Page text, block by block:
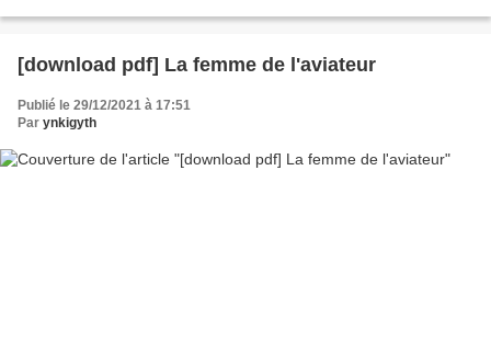
Descargar...
[download pdf] La femme de l'aviateur
Publié le 29/12/2021 à 17:51
Par ynkigyth